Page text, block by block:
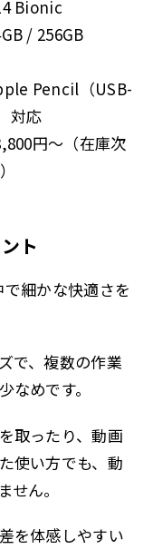
Bionic
/ 256GB
Pencil（USB-
対応
円〜（在庫次
ト
細かな快適さを
で、複数の作業
めです。
取ったり、動画
使い方でも、動
ん。
を体感しやすい